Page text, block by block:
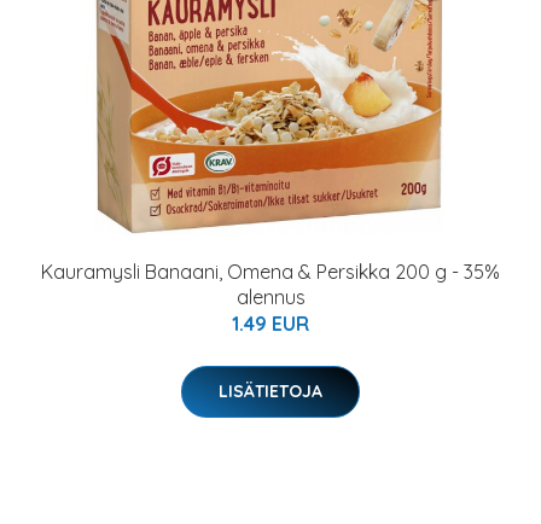
Kauramysli Banaani, Omena & Persikka 200 g - 35%
alennus
1.49 EUR
LISÄTIETOJA